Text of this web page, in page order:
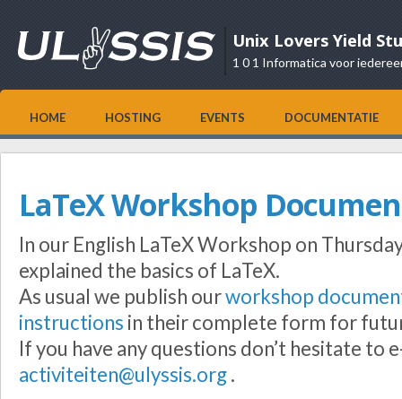
Unix Lovers Yield
1 0 1 Informatica voor
HOME HOSTING EVENTS DOCUMENTATIE
LaTeX Workshop
In our English LaTeX Workshop on
explained the basics of LaTeX.
As usual we publish ourworkshop
instructions in their complete form for
If you have any questions don’t hesitate to
activiteiten@ulyssis.org.